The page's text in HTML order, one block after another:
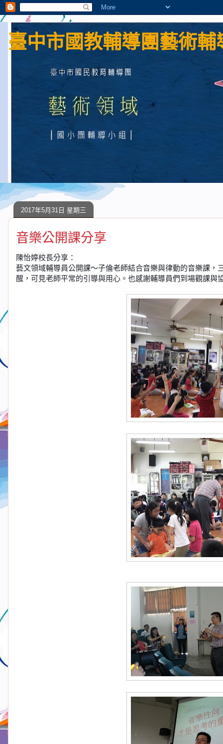
臺中市國教輔導團藝術
2017年5月31日 星期三
音樂公開課分享
陳怡婷校長分享：
藝文領域輔導員公開課～子倫老師結合音樂與律動的音樂課
醒，可見老師平常的引導與用心。也感謝輔導員們到場觀課與